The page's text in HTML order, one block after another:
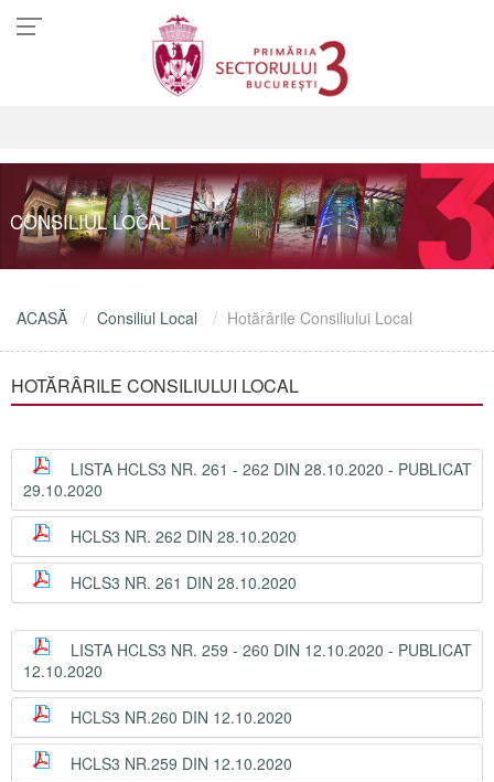
CONSILIUL LOCAL
ACASĂ Consiliul Local Hotărârile Consiliului Local
HOTĂRÂRILE CONSILIULUI LOCAL
LISTA HCLS3 NR. 261 - 262 DIN 28.10.2020 - PUBLICAT
29.10.2020
HCLS3 NR. 262 DIN 28.10.2020
HCLS3 NR. 261 DIN 28.10.2020
LISTA HCLS3 NR. 259 - 260 DIN 12.10.2020 - PUBLICAT
12.10.2020
HCLS3 NR.260 DIN 12.10.2020
HCLS3 NR.259 DIN 12.10.2020